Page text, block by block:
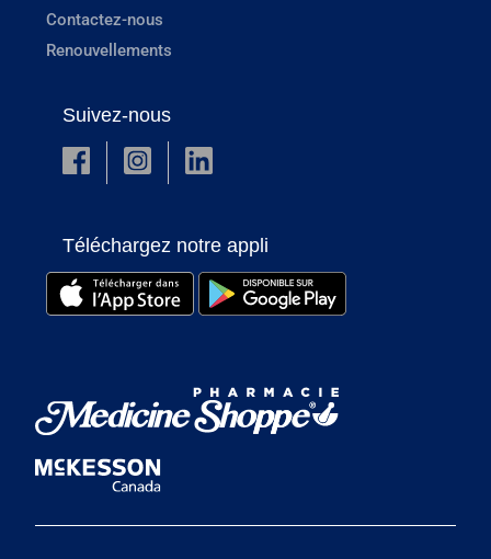
Contactez-nous
Renouvellements
Suivez-nous
Téléchargez notre appli